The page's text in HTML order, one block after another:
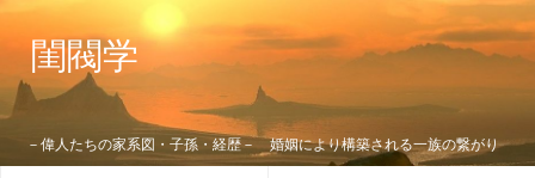
閨閥学
－偉人たちの家系図・子孫・経歴－ 婚姻により構築される一族の繋がり